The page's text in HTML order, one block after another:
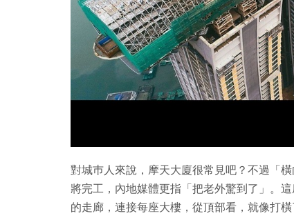
對城巿人來說，摩天大廈很常見吧？不過「
將完工，內地媒體更指「把老外驚到了」。
的走廊，連接每座大樓，從頂部看，就像打橫